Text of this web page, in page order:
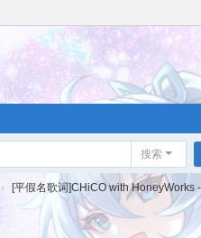
搜索
› [平假名歌词]CHiCO with HoneyWorks